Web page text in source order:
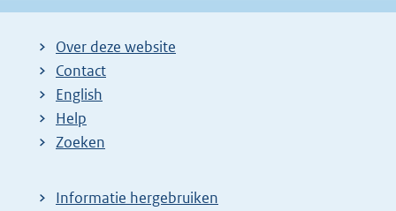
Over deze website
Contact
English
Help
Zoeken
Informatie hergebruiken